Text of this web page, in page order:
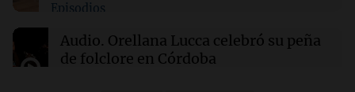
01:29 Mundo
El lago Mead alcanza su nivel más bajo en 90
años, evidenciando la crisis hídrica en EE.UU.
Episodios
Audio. Orellana Lucca celebró su peña
de folclore en Córdoba